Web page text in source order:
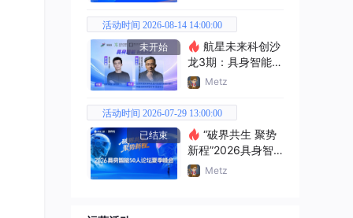
活动时间 2026-08-14 14:00:00
未开始
龙3期：具身智能创
业机遇
Metz
活动时间 2026-07-29 13:00:00
已结束
新程”2026具身智
能50人论坛夏季峰
会
Metz